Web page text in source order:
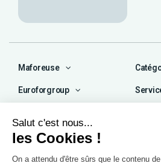
Maforeuse
Euroforgroup